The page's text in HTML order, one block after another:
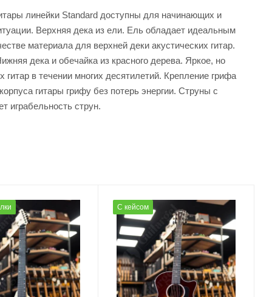
линейки Standard доступны для начинающих и
Верхняя дека из ели. Ель обладает идеальным
материала для верхней деки акустических гитар.
дека и обечайка из красного дерева. Яркое, но
в течении многих десятилетий. Крепление грифа
гитары грифу без потерь энергии. Струны с
играбельность струн.
С кейсом